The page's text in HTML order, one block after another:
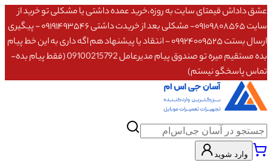
عشق داداش قیمتای سایت به روزه،خرید عمده داشتی یا مشکلی تو خرید از
سایت ۰۹۱۰۹۸۰۸۵۶۵- مشکلی بعد از خریدت داشتی ۰۹۱۹۱۴۹۳۵۴۶ - پیگیری
ارسال بستت ۰۹۹۲۴۰۰۹۵۲۵ - انتقاد یا پیشنهاد هم اگه داری به این خط پیام
بده مستقیم میره تو صندوق پیام مدیرعامل 09100215792 (فقط پیام بده-
تماس پاسخگو نیستم)
وارد شوید